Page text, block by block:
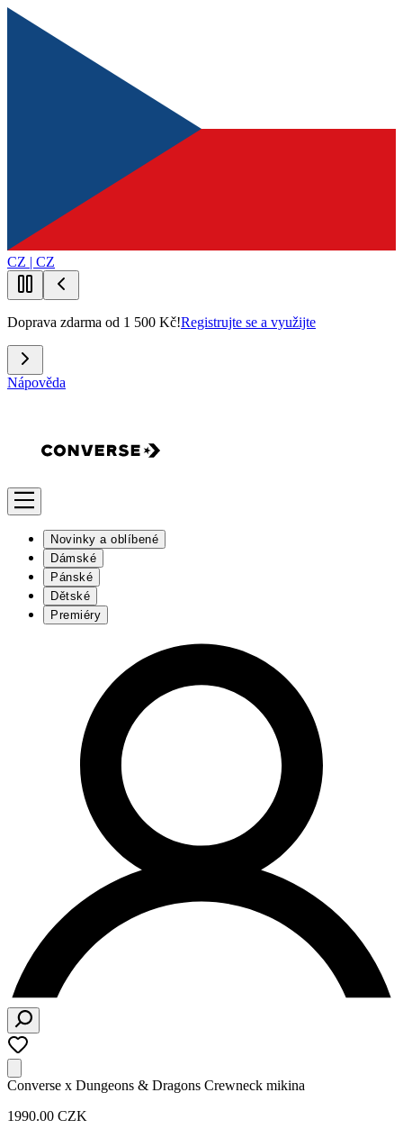
CZ | CZ
Doprava zdarma od 1 500 Kč!Registrujte se a využijte
Nápověda
Novinky a oblíbené
Dámské
Pánské
Dětské
Premiéry
Converse x Dungeons & Dragons Crewneck mikina
1990.00 CZK